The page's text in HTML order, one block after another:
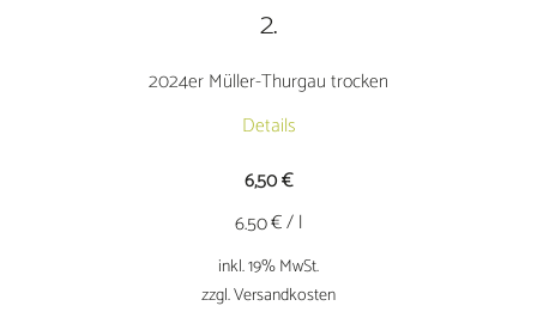
2.
2024er Müller-Thurgau trocken
Details
6,50€
6.50€ / l
inkl. 19% MwSt.
zzgl. Versandkosten